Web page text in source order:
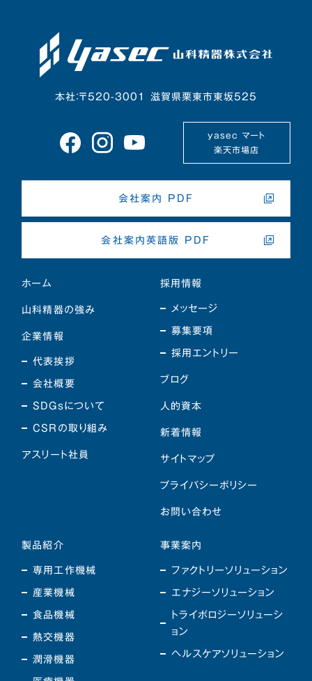
本社：〒520-3001 滋賀県栗東市東坂525
yasec マート
楽天市場店
会社案内 PDF
会社案内英語版 PDF
ホーム
山科精器の強み
企業情報
代表挨拶
会社概要
SDGsについて
CSRの取り組み
アスリート社員
事業案内
ファクトリーソリューション
エナジーソリューション
トライボロジーソリューシ
ョン
ヘルスケアソリューション
製品紹介
専用工作機械
産業機械
食品機械
熱交機器
潤滑機器
採用情報
メッセージ
募集要項
採用エントリー
ブログ
人的資本
新着情報
サイトマップ
プライバシーポリシー
お問い合わせ